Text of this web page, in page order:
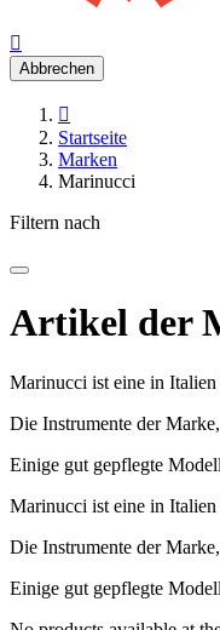

Abbrechen

Startseite
Marken
Marinucci
Filtern nach
Artikel der
Marinucci ist eine in
Die Instrumente der
Einige gut gepflegte
Marinucci ist eine in
Die Instrumente der
Einige gut gepflegte